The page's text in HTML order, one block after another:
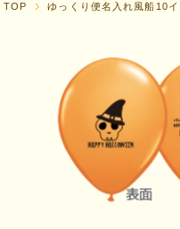
TOP ゆっくり便名入れ風船10